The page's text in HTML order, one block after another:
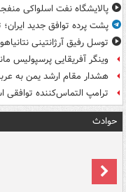
پالایشگاه نفت اسلواکی
پشت پرده توافق جدید ایران؛
توسل رفیق آرژانتینی
وینگر آفریقایی پرسپولیس
هشدار مقام ارشد یمن به
ترامپ التماس‌کننده توافقی
حوادث